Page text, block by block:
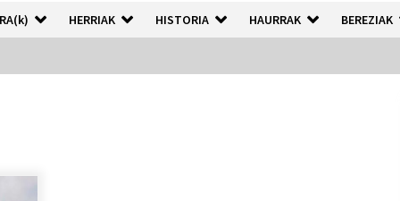
HERRIAK HISTORIA HAURRAK BEREZIAK